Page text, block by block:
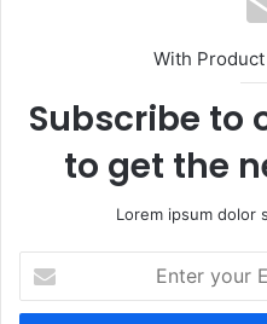
With
Subscribe to
to get the
Lorem ipsum dolor
your
Email